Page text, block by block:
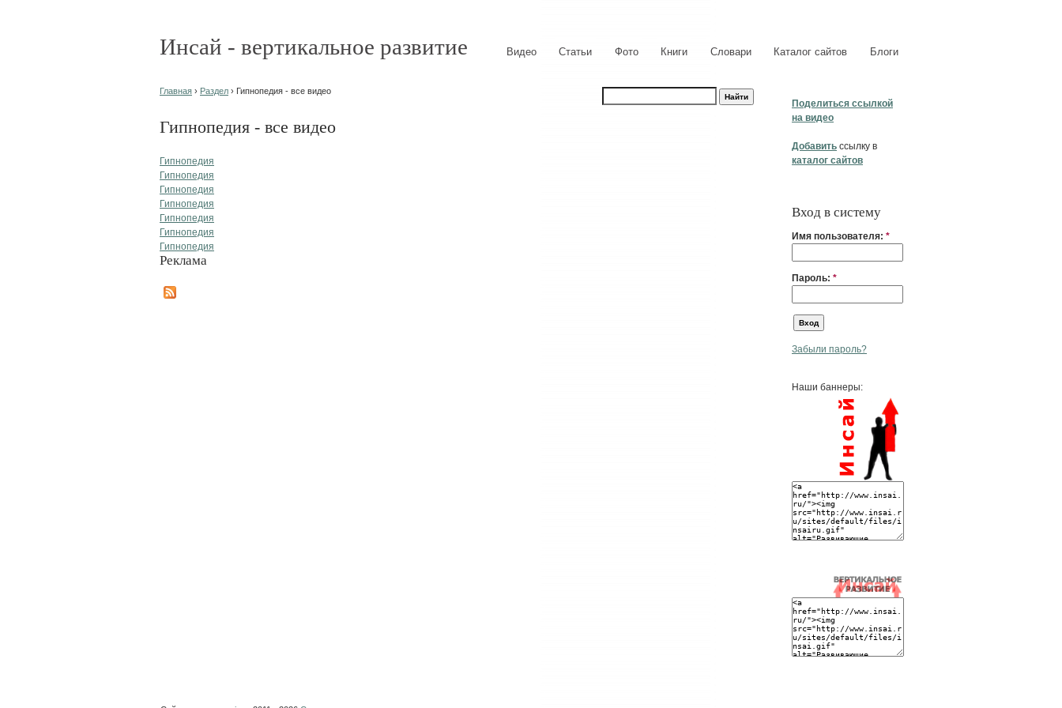
Инсай - вертикальное развитие Видео Статьи Фото Книги Словари Каталог сайтов Блоги
Поделиться ссылкой
на видео
Добавить ссылку в
каталог сайтов
Вход в систему
Имя пользователя: *
Пароль: *
Забыли пароль?
Наши баннеры:
Главная › Раздел › Гипнопедия - все видео
Гипнопедия - все видео
Гипнопедия
Гипнопедия
Гипнопедия
Гипнопедия
Гипнопедия
Гипнопедия
Гипнопедия
Реклама